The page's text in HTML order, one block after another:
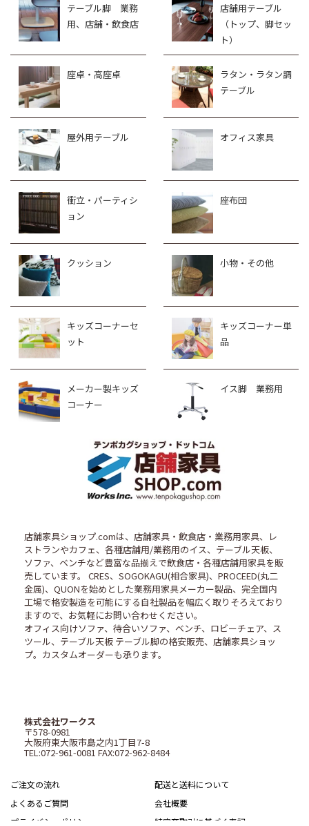
テーブル脚 業務
用、店舗・飲食店
店舗用テーブル
（トップ、脚セッ
ト）
座卓・高座卓
ラタン・ラタン調
テーブル
屋外用テーブル オフィス家具
衝立・パーティシ
ョン
座布団
クッション 小物・その他
キッズコーナーセ
ット
キッズコーナー単
品
メーカー製キッズ
コーナー
イス脚 業務用
店舗家具ショップ.comは、店舗家具・飲食店・業務用家具、レ
ストランやカフェ、各種店舗用/業務用のイス、テーブル天板、
ソファ、ベンチなど豊富な品揃えで飲食店・各種店舗用家具を販
売しています。 CRES、SOGOKAGU(相合家具)、PROCEED(丸二
金属)、QUONを始めとした業務用家具メーカー製品、完全国内
工場で格安製造を可能にする自社製品を幅広く取りそろえており
ますので、お気軽にお問い合わせください。
オフィス向けソファ、待合いソファ、ベンチ、ロビーチェア、ス
ツール、テーブル天板 テーブル脚の格安販売、店舗家具ショッ
プ。カスタムオーダーも承ります。
株式会社ワークス
〒578-0981
大阪府東大阪市島之内1丁目7-8
TEL:072-961-0081 FAX:072-962-8484
ご注文の流れ
配送と送料について
よくあるご質問
会社概要
プライバシーポリシー
特定商取引に基づく表記